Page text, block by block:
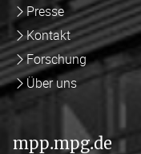
Presse
Kontakt
Forschung
Über uns
mpp.mpg.de